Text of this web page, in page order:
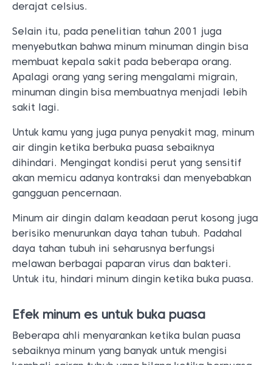
derajat celsius.
Selain itu, pada penelitian tahun 2001 juga
menyebutkan bahwa minum minuman dingin bisa
membuat kepala sakit pada beberapa orang.
Apalagi orang yang sering mengalami migrain,
minuman dingin bisa membuatnya menjadi lebih
sakit lagi.
Untuk kamu yang juga punya penyakit mag, minum
air dingin ketika berbuka puasa sebaiknya
dihindari. Mengingat kondisi perut yang sensitif
akan memicu adanya kontraksi dan menyebabkan
gangguan pencernaan.
Minum air dingin dalam keadaan perut kosong juga
berisiko menurunkan daya tahan tubuh. Padahal
daya tahan tubuh ini seharusnya berfungsi
melawan berbagai paparan virus dan bakteri.
Untuk itu, hindari minum dingin ketika buka puasa.
Efek minum es untuk buka puasa
Beberapa ahli menyarankan ketika bulan puasa
sebaiknya minum yang banyak untuk mengisi